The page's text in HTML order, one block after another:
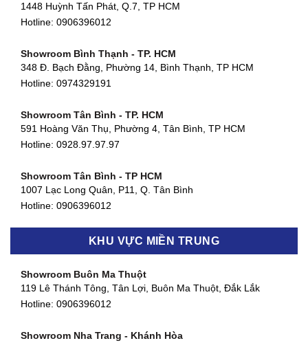
1448 Huỳnh Tấn Phát, Q.7, TP HCM
Hotline: 0906396012
Showroom Bình Thạnh - TP. HCM
348 Đ. Bạch Đằng, Phường 14, Bình Thạnh, TP HCM
Hotline: 0974329191
Showroom Tân Bình - TP. HCM
591 Hoàng Văn Thụ, Phường 4, Tân Bình, TP HCM
Hotline: 0928.97.97.97
Showroom Tân Bình - TP HCM
1007 Lạc Long Quân, P11, Q. Tân Bình
Hotline: 0906396012
Showroom Biên Hòa - Đồng Nai
Showroom Thuận An - Bình Dương
KHU VỰC MIỀN TRUNG
Showroom Buôn Ma Thuột
119 Lê Thánh Tông, Tân Lợi, Buôn Ma Thuột, Đắk Lắk
Hotline: 0906396012
Showroom Nha Trang - Khánh Hòa